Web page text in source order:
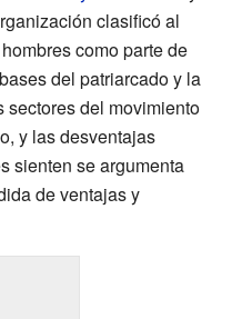
clasificó al
como parte de
del patriarcado y la
del movimiento
y las desventajas
sienten se argumenta
de ventajas y